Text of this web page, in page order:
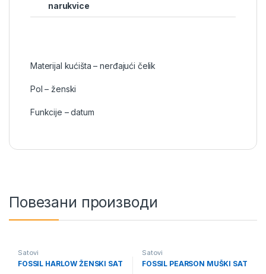
narukvice
Materijal kućišta – nerđajući čelik
Pol – ženski
Funkcije – datum
Повезани производи
Satovi
FOSSIL HARLOW ŽENSKI SAT
Satovi
FOSSIL PEARSON MUŠKI SAT